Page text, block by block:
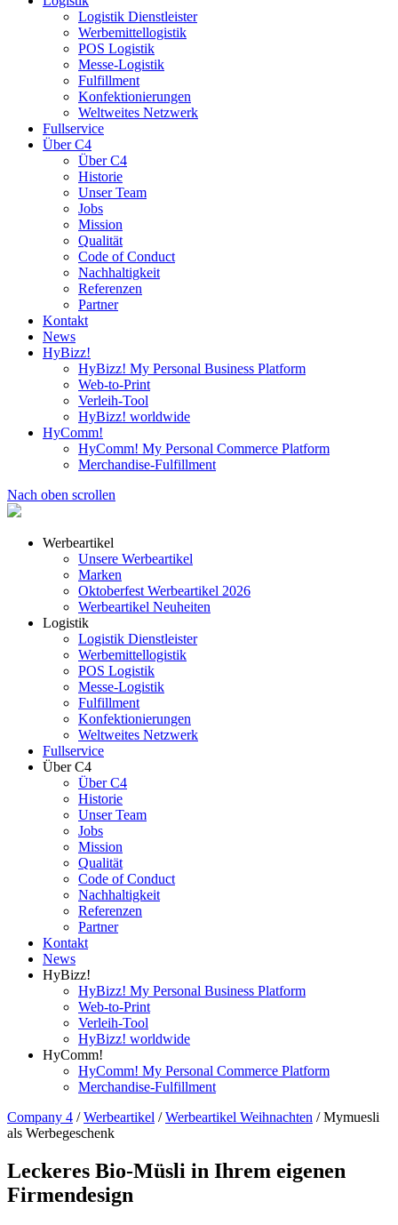
Logistik Dienstleister
Werbemittellogistik
POS Logistik
Messe-Logistik
Fulfillment
Konfektionierungen
Weltweites Netzwerk
Fullservice
Über C4
Über C4
Historie
Unser Team
Jobs
Mission
Qualität
Code of Conduct
Nachhaltigkeit
Referenzen
Partner
Kontakt
News
HyBizz!
HyBizz! My Personal Business Platform
Web-to-Print
Verleih-Tool
HyBizz! worldwide
HyComm!
HyComm! My Personal Commerce Platform
Merchandise-Fulfillment
Nach oben scrollen
Werbeartikel
Unsere Werbeartikel
Marken
Oktoberfest Werbeartikel 2026
Werbeartikel Neuheiten
Logistik
Logistik Dienstleister
Werbemittellogistik
POS Logistik
Messe-Logistik
Fulfillment
Konfektionierungen
Weltweites Netzwerk
Fullservice
Über C4
Über C4
Historie
Unser Team
Jobs
Mission
Qualität
Code of Conduct
Nachhaltigkeit
Referenzen
Partner
Kontakt
News
HyBizz!
HyBizz! My Personal Business Platform
Web-to-Print
Verleih-Tool
HyBizz! worldwide
HyComm!
HyComm! My Personal Commerce Platform
Merchandise-Fulfillment
Company 4 / Werbeartikel / Werbeartikel Weihnachten / Mymuesli
als Werbegeschenk
Leckeres Bio-Müsli in Ihrem eigenen
Firmendesign